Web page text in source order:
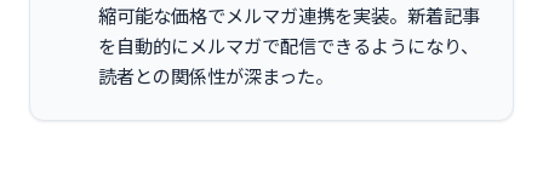
縮可能な価格でメルマガ連携を実装。新着記事
を自動的にメルマガで配信できるようになり、
読者との関係性が深まった。